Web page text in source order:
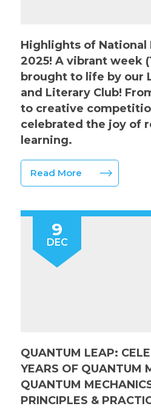
Highlights of National
2025! A vibrant week
brought to life by our
and Literary Club!
to creative
celebrated the joy of
learning.
Read More
9
DEC
QUANTUM LEAP:
YEARS OF QUANTUM
QUANTUM
PRINCIPLES &